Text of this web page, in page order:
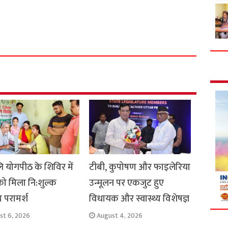
योगपीठ के शिविर में
मिला नि:शुल्क
परामर्श
6, 2026
टीबी, कुपोषण और फाइलेरिया
उन्मूलन पर एकजुट हुए
विधायक और स्वास्थ्य विशेषज्ञ
August 4, 2026